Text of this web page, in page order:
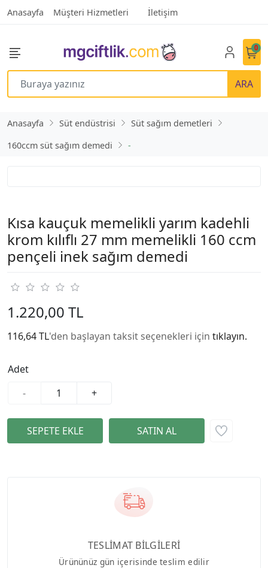
Anasayfa Müşteri Hizmetleri İletişim
ARA
0
Anasayfa Süt endüstrisi
Süt sağım demetleri
160ccm süt sağım demedi
-
Kısa kauçuk memelikli yarım kadehli
krom kılıflı 27 mm memelikli 160 ccm
pençeli inek sağım demedi
1.220,00 TL
116,64 TL'den başlayan taksit seçenekleri için tıklayın.
Adet
-
+
TESLİMAT BİLGİLERİ
Ürününüz gün içerisinde teslim edilir